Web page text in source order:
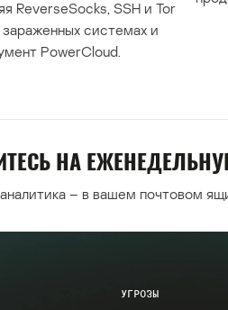
ReverseSocks, SSH и Tor
системах и
PowerCloud.
НА
– в вашем почтовом
УГРОЗЫ